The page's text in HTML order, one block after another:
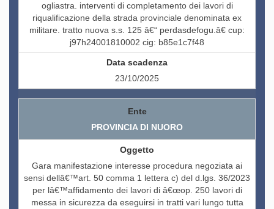
ogliastra. interventi di completamento dei lavori di
riqualificazione della strada provinciale denominata ex
militare. tratto nuova s.s. 125 â€“ perdasdefogu.â€ cup:
j97h24001810002 cig: b85e1c7f48
23/10/2025
PROVINCIA DI NUORO
Gara manifestazione interesse procedura negoziata ai
sensi dellâ€™art. 50 comma 1 lettera c) del d.lgs. 36/2023
per lâ€™affidamento dei lavori di â€œop. 250 lavori di
messa in sicurezza da eseguirsi in tratti vari lungo tutta